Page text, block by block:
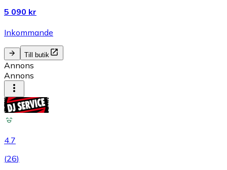
5 090 kr
Inkommande
Till butik
Annons
Annons
4.7
(26)